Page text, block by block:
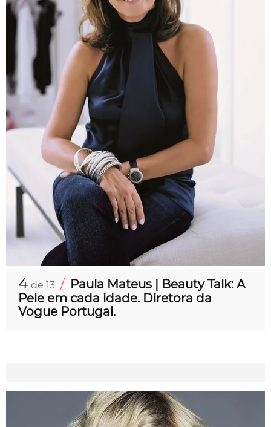
4 de 13 / Paula Mateus | Beauty Talk: A
Pele em cada idade. Diretora da
Vogue Portugal.